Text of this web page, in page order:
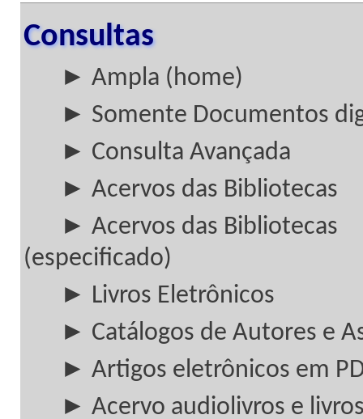
Consultas
► Ampla (home)
► Somente Documentos
► Consulta Avançada
► Acervos das Bibliotecas
► Acervos das Bibliotecas
(especificado)
► Livros Eletrônicos
► Catálogos de Autores e
► Artigos eletrônicos em
► Acervo audiolivros e